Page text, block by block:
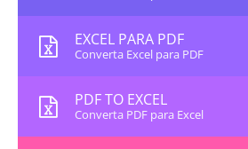
EXCEL PARA PDF
Converta Excel para PDF
PDF TO EXCEL
Converta PDF para Excel